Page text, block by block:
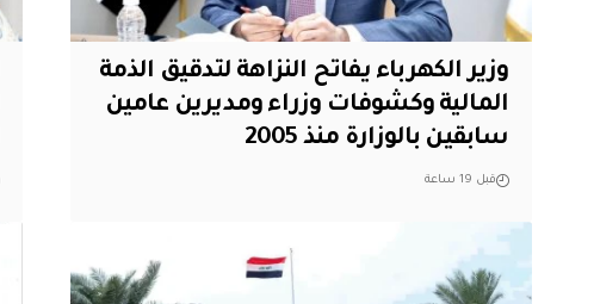
وزير الكهرباء يفاتح النزاهة لتدقيق الذمة
المالية وكشوفات وزراء ومديرين عامين
سابقين بالوزارة منذ 2005
قبل 19 ساعة